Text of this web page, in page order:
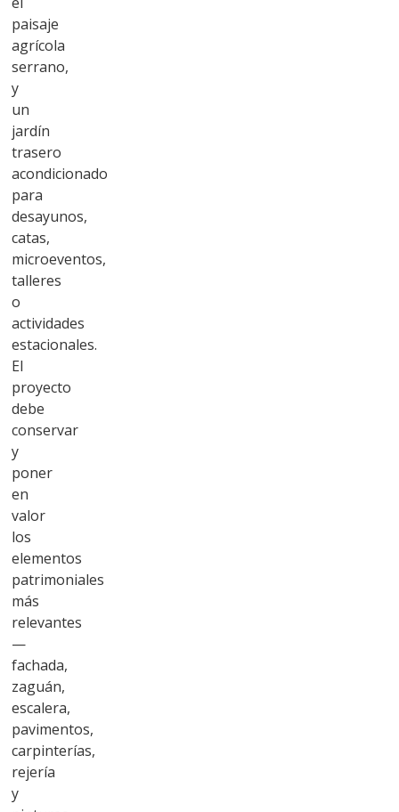
paisaje
agrícola
serrano,
y
un
jardín
trasero
acondicionado
para
desayunos,
catas,
microeventos,
talleres
o
actividades
estacionales.
El
proyecto
debe
conservar
y
poner
en
valor
los
elementos
patrimoniales
más
relevantes
—
fachada,
zaguán,
escalera,
pavimentos,
carpinterías,
rejería
y